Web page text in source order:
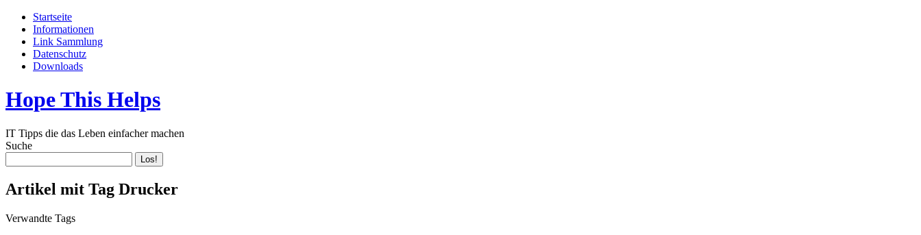
Startseite
Informationen
Link Sammlung
Datenschutz
Downloads
Hope This Helps
IT Tipps die das Leben einfacher machen
Suche
Artikel mit Tag Drucker
Verwandte Tags